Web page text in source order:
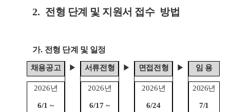
2. 전형 단계 및 지원서 접수 방법
가. 전형 단계 및 일정
채용공고 ▶ 서류전형 ▶ 면접전형 ▶ 임 용
2026년
6/1 ~
2026년
6/17 ~
2026년
6/24
2026년
7/1